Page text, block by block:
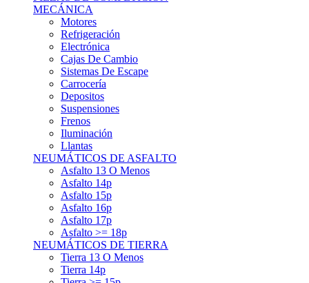
MECÁNICA
Motores
Refrigeración
Electrónica
Cajas De Cambio
Sistemas De Escape
Carrocería
Depositos
Suspensiones
Frenos
Iluminación
Llantas
NEUMÁTICOS DE ASFALTO
Asfalto 13 O Menos
Asfalto 14p
Asfalto 15p
Asfalto 16p
Asfalto 17p
Asfalto >= 18p
NEUMÁTICOS DE TIERRA
Tierra 13 O Menos
Tierra 14p